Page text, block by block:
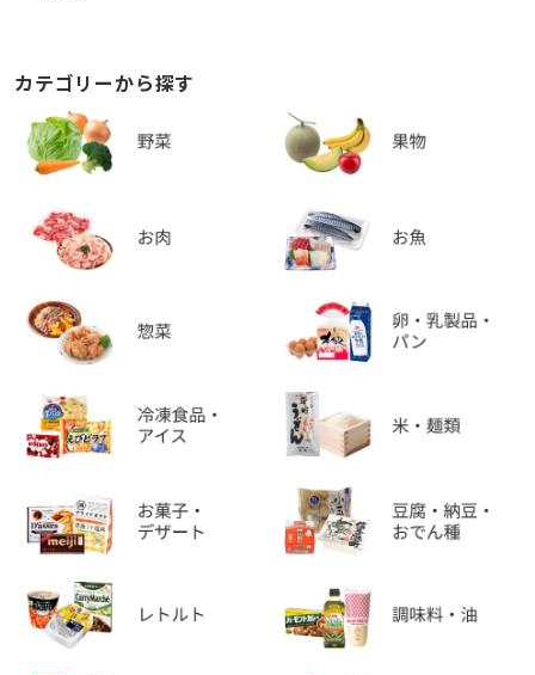
カテゴリーから探す